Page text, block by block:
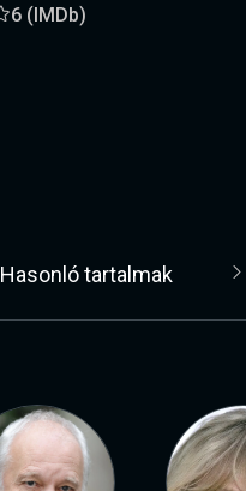
6 (IMDb)
Hasonló tartalmak